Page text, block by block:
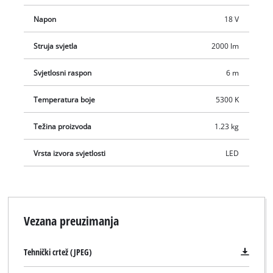
Napon 18 V
Struja svjetla 2000 lm
Svjetlosni raspon 6 m
Temperatura boje 5300 K
Težina proizvoda 1.23 kg
Vrsta izvora svjetlosti LED
Vezana preuzimanja
Tehnički crtež (JPEG)